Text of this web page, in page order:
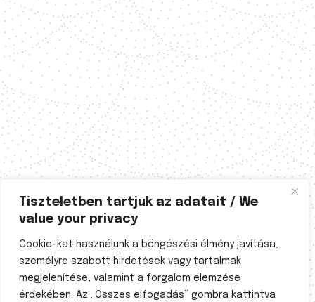
Tiszteletben tartjuk az adatait / We
value your privacy
Cookie-kat használunk a böngészési élmény javítása,
személyre szabott hirdetések vagy tartalmak
megjelenítése, valamint a forgalom elemzése
érdekében. Az „Összes elfogadás” gombra kattintva